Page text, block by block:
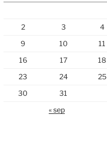
2
3 4
9
10 11
16
17 18
23
24 25
30
31
« sep